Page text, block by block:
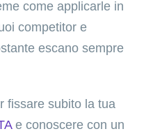
come applicarle in
competitor e
escano sempre
fissare subito la tua
e conoscere con un